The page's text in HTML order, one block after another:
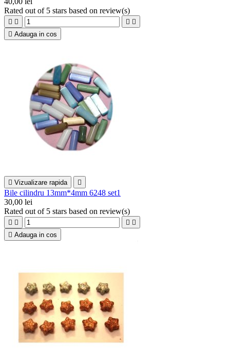
Rated out of 5 stars based on review(s)
   
 Adauga in cos
 Vizualizare rapida 
Bile cilindru 13mm*4mm 6248 set1
30,00 lei
Rated out of 5 stars based on review(s)
   
 Adauga in cos